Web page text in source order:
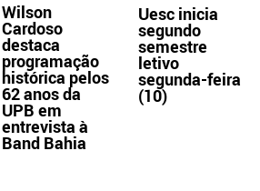
Wilson
Cardoso
destaca
programação
histórica pelos
62 anos da
UPB em
entrevista à
Band Bahia
Uesc inicia
segundo
semestre
letivo
segunda-feira
(10)